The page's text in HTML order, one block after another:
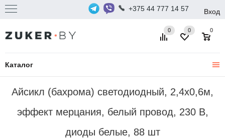
+375 44 777 14 57 Вход
Каталог
0 0
0
Айсикл (бахрома) светодиодный, 2,4х0,6м,
эффект мерцания, белый провод, 230 В,
диоды белые, 88 шт